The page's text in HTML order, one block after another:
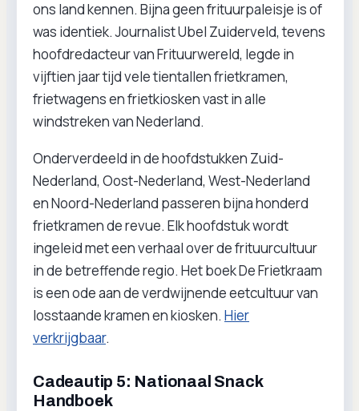
ons land kennen. Bijna geen frituurpaleisje is of
was identiek. Journalist Ubel Zuiderveld, tevens
hoofdredacteur van Frituurwereld, legde in
vijftien jaar tijd vele tientallen frietkramen,
frietwagens en frietkiosken vast in alle
windstreken van Nederland.
Onderverdeeld in de hoofdstukken Zuid-
Nederland, Oost-Nederland, West-Nederland
en Noord-Nederland passeren bijna honderd
frietkramen de revue. Elk hoofdstuk wordt
ingeleid met een verhaal over de frituurcultuur
in de betreffende regio. Het boek De Frietkraam
is een ode aan de verdwijnende eetcultuur van
losstaande kramen en kiosken. Hier
verkrijgbaar.
Cadeautip 5: Nationaal Snack
Handboek